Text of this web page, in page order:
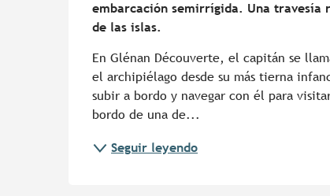
embarcación semirrígida. Una
de las islas.
En Glénan Découverte, el capitán se
el archipiélago desde su más tierna
subir a bordo y navegar con él para
bordo de una de...
Seguir leyendo